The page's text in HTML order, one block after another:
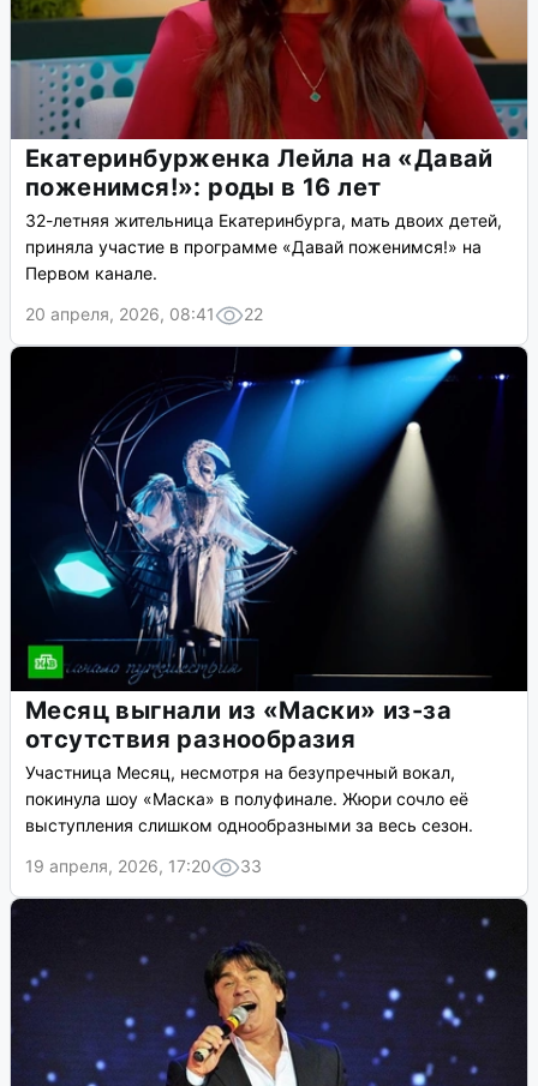
Екатеринбурженка Лейла на «Давай
поженимся!»: роды в 16 лет
32-летняя жительница Екатеринбурга, мать двоих детей,
приняла участие в программе «Давай поженимся!» на
Первом канале.
20 апреля, 2026, 08:41
22
Месяц выгнали из «Маски» из-за
отсутствия разнообразия
Участница Месяц, несмотря на безупречный вокал,
покинула шоу «Маска» в полуфинале. Жюри сочло её
выступления слишком однообразными за весь сезон.
19 апреля, 2026, 17:20
33